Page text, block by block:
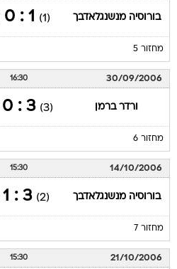
בורוסיה מנשנגלאדבך (1)
1 : 0
מחזור 5
30/09/2006
16:30
ורדר ברמן (3)
3 : 0
מחזור 6
14/10/2006
15:30
בורוסיה מנשנגלאדבך (2)
3 : 1
מחזור 7
21/10/2006
15:30